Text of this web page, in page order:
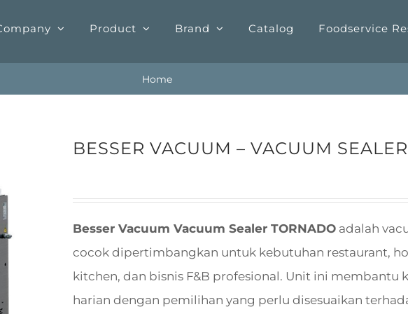
Product Brand Catalog Foodservice
Home
BESSER VACUUM – VACUUM
Besser Vacuum Vacuum Sealer TORNADO adalah
cocok dipertimbangkan untuk kebutuhan restaurant,
kitchen, dan bisnis F&B profesional. Unit ini membantu
harian dengan pemilihan yang perlu disesuaikan